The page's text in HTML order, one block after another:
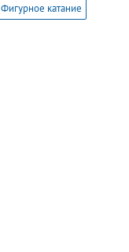
Фигурное катание